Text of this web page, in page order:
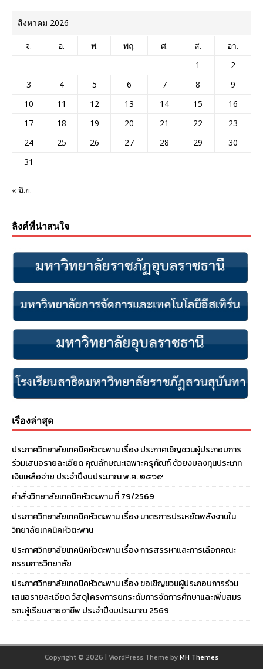
สิงหาคม 2026
จ. อ. พ. พฤ. ศ. ส.
อา.
1
2
3
4 5 6 7 8
9
10
11 12 13 14 15
16
17
18 19 20 21 22
23
24
25 26 27 28 29
30
31
« มิ.ย.
ลิงค์ที่น่าสนใจ
เรื่องล่าสุด
ประกาศวิทยาลัยเทคนิคหัวตะพาน เรื่อง ประกาศเชิญชวนผู้ประกอบการ
ร่วมเสนอรายละเอียด คุณลักษณะเฉพาะครุภัณฑ์ ด้วยงบลงทุนประเภท
เงินเหลือจ่าย ประจําปีงบประมาณ พ.ศ. ๒๕๖๙
คำสั่งวิทยาลัยเทคนิคหัวตะพาน ที่ 79/2569
ประกาศวิทยาลัยเทคนิคหัวตะพาน เรื่อง มาตรการประหยัดพลังงานใน
วิทยาลัยเทคนิคหัวตะพาน
ประกาศวิทยาลัยเทคนิคหัวตะพาน เรื่อง การสรรหาและการเลือกคณะ
กรรมการวิทยาลัย
ประกาศวิทยาลัยเทคนิคหัวตะพาน เรื่อง ขอเชิญชวนผู้ประกอบการร่วม
เสนอรายละเอียด วัสดุโครงการยกระดับการจัดการศึกษาและเพิ่มสมร
รถะผู้เรียนสายอาชีพ ประจำปีงบประมาณ 2569
Copyright © 2026 | WordPress Theme byMH Themes